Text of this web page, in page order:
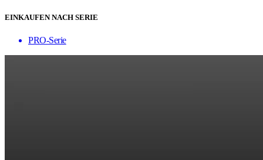
EINKAUFEN NACH SERIE
PRO-Serie